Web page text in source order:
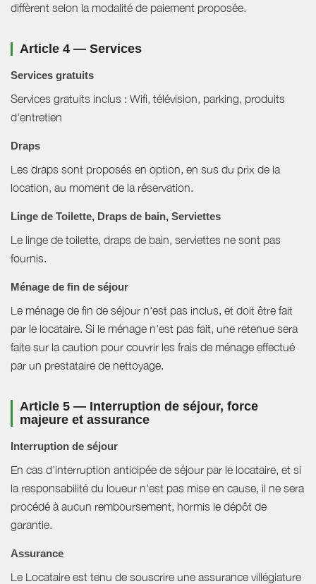
diffèrent selon la modalité de paiement proposée.
Article 4 — Services
Services gratuits
Services gratuits inclus : Wifi, télévision, parking, produits
d'entretien
Draps
Les draps sont proposés en option, en sus du prix de la
location, au moment de la réservation.
Linge de Toilette, Draps de bain, Serviettes
Le linge de toilette, draps de bain, serviettes ne sont pas
fournis.
Ménage de fin de séjour
Le ménage de fin de séjour n'est pas inclus, et doit être fait
par le locataire. Si le ménage n'est pas fait, une retenue sera
faite sur la caution pour couvrir les frais de ménage effectué
par un prestataire de nettoyage.
Article 5 — Interruption de séjour, force
majeure et assurance
Interruption de séjour
En cas d'interruption anticipée de séjour par le locataire, et si
la responsabilité du loueur n'est pas mise en cause, il ne sera
procédé à aucun remboursement, hormis le dépôt de
garantie.
Assurance
Le Locataire est tenu de souscrire une assurance villégiature